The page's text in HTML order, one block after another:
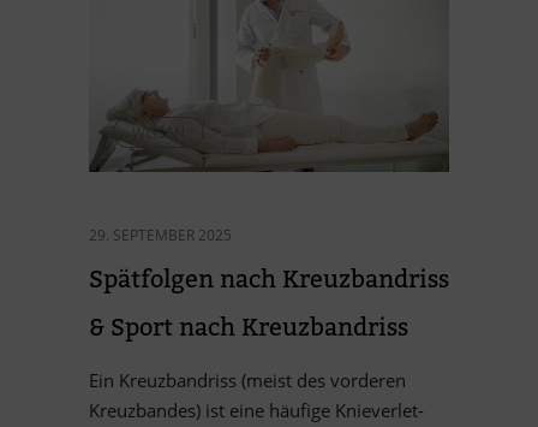
WISSEN
29. SEPTEMBER 2025
Spät­fol­gen nach Kreuz­band­riss
& Sport nach Kreuzbandriss
Ein Kreuz­band­riss (meist des vor­de­ren
Kreuz­ban­des) ist eine häu­fige Knie­ver­let­